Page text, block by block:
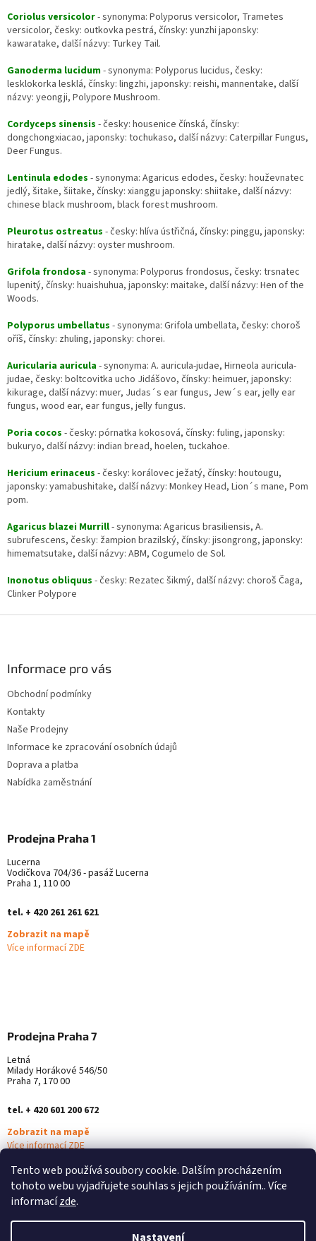
Tento web používá soubory cookie. Dalším procházením
tohoto webu vyjadřujete souhlas s jejich používáním.. Více
informacízde.
Nastavení
a
c
í
r
v
k
v
ý
s
u
v
á
n
Coriolus versicolor- synonyma: Polyporus versicolor, Trametes
versicolor, česky: outkovka pestrá, čínsky: yunzhi japonsky:
kawaratake, další názvy: Turkey Tail.
Ganoderma lucidum- synonyma: Polyporus lucidus, česky:
lesklokorka lesklá, čínsky: lingzhi, japonsky: reishi, mannentake, další
názvy: yeongji, Polypore Mushroom.
Cordyceps sinensis - česky: housenice čínská, čínsky:
dongchongxiacao, japonsky: tochukaso, další názvy: Caterpillar Fungus,
Deer Fungus.
Lentinula edodes - synonyma: Agaricus edodes, česky: houževnatec
jedlý, šitake, šiitake, čínsky: xianggu japonsky: shiitake, další názvy:
chinese black mushroom, black forest mushroom.
Pleurotus ostreatus - česky: hlíva ústřičná, čínsky: pinggu, japonsky:
hiratake, další názvy: oyster mushroom.
Grifola frondosa- synonyma: Polyporus frondosus, česky: trsnatec
lupenitý, čínsky: huaishuhua, japonsky: maitake, další názvy: Hen of the
Woods.
Polyporus umbellatus - synonyma: Grifola umbellata, česky: choroš
oříš, čínsky: zhuling, japonsky: chorei.
Auricularia auricula- synonyma: A. auricula-judae, Hirneola auricula-
judae, česky: boltcovitka ucho Jidášovo, čínsky: heimuer, japonsky:
kikurage, další názvy: muer, Judas´s ear fungus, Jew´s ear, jelly ear
fungus, wood ear, ear fungus, jelly fungus.
Poria cocos - česky: pórnatka kokosová, čínsky: fuling, japonsky:
bukuryo, další názvy: indian bread, hoelen, tuckahoe.
Hericium erinaceus - česky: korálovec ježatý, čínsky: houtougu,
japonsky: yamabushitake, další názvy: Monkey Head, Lion´s mane, Pom
pom.
Agaricus blazei Murrill- synonyma: Agaricus brasiliensis, A.
subrufescens, česky: žampion brazilský, čínsky: jisongrong, japonsky:
himematsutake, další názvy: ABM, Cogumelo de Sol.
Inonotus obliquus - česky: Rezatec šikmý, další názvy: choroš Čaga,
Clinker Polypore
Informace pro vás
Obchodní podmínky
Kontakty
Naše Prodejny
Informace ke zpracování osobních údajů
Doprava a platba
Nabídka zaměstnání
Prodejna Praha 1
Lucerna
Vodičkova 704/36 - pasáž Lucerna
Praha 1, 110 00
tel. + 420 261 261 621
Zobrazit na mapě
Více informací ZDE
Prodejna Praha 7
Letná
Milady Horákové 546/50
Praha 7, 170 00
tel. + 420 601 200 672
Zobrazit na mapě
Více informací ZDE